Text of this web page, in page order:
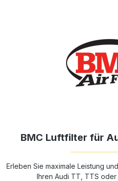
BMC Luftfilter für
Erleben Sie maximale Leistung
Ihren Audi TT, TTS oder